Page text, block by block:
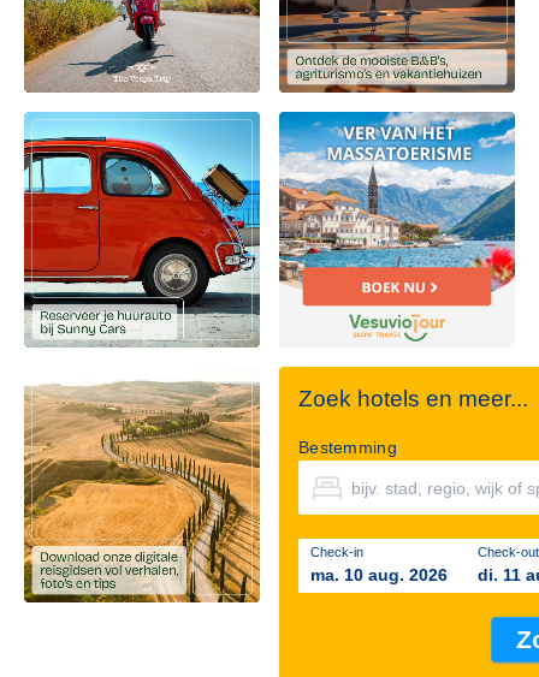
Zoek hotels en meer...
Bestemming
Check-in
ma. 10 aug. 2026
Check-out
di. 11